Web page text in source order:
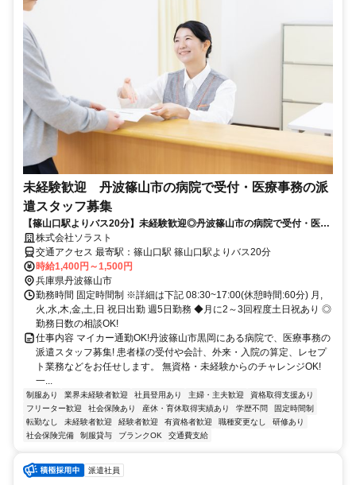
未経験歓迎 丹波篠山市の病院で受付・医療事務の派
遣スタッフ募集
【篠山口駅よりバス20分】未経験歓迎◎丹波篠山市の病院で受付・医療
事務の派遣スタッフ募集！
株式会社ソラスト
交通アクセス 最寄駅：篠山口駅 篠山口駅よりバス20分
時給1,400円～1,500円
兵庫県丹波篠山市
勤務時間 固定時間制 ※詳細は下記 08:30~17:00(休憩時間:60分) 月,
火,水,木,金,土,日 祝日出勤 週5日勤務 ◆月に2～3回程度土日祝あり ◎
勤務日数の相談OK!
仕事内容 マイカー通勤OK!丹波篠山市黒岡にある病院で、医療事務の
派遣スタッフ募集! 患者様の受付や会計、外来・入院の算定、レセプ
ト業務などをお任せします。 無資格・未経験からのチャレンジOK!
一...
制服あり 業界未経験者歓迎 社員登用あり 主婦・主夫歓迎
資格取得支援あり
フリーター歓迎
社会保険あり 産休・育休取得実績あり 学歴不問
固定時間制
転勤なし
未経験者歓迎 経験者歓迎 有資格者歓迎 職種変更なし
研修あり
社会保険完備
制服貸与 ブランクOK 交通費支給
派遣社員